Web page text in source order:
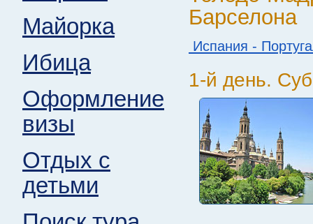
Майорка
Ибица
Оформление
визы
Отдых с
детьми
Барселона
Испания -
1-й день.